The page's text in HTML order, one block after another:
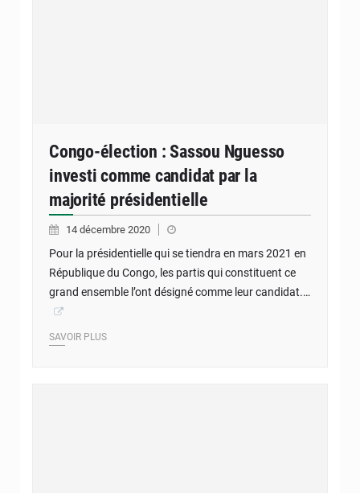
Congo-élection : Sassou Nguesso
investi comme candidat par la
majorité présidentielle
14 décembre 2020
Pour la présidentielle qui se tiendra en mars 2021 en
République du Congo, les partis qui constituent ce
grand ensemble l’ont désigné comme leur candidat.…
SAVOIR PLUS